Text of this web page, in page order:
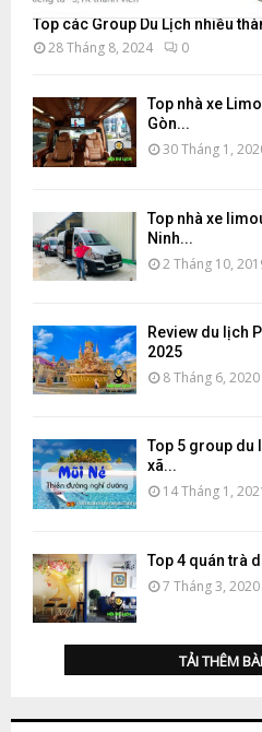
Top các Group Du Lịch nhiều
28 Tháng 8, 2024 0
Top nhà xe
Gòn...
30 Tháng 1,
Top nhà xe
Ninh...
2 Tháng 10,
Review du lịch
2025
8 Tháng 6, 2020
Top 5 group du
xã...
14 Tháng 1,
Top 4 quán trà
7 Tháng 3, 2020
TẢI THÊM